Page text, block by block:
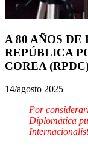
A 80 AÑOS
REPÚBLICA
COREA
14/agosto 2025
Por
Diplomática